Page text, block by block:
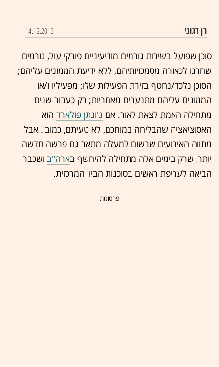
רן דגוני 14.12.2013
סוכן שפועל בשירות גורמים מודיעיניים פורקי עול, גורמים
שחרגו לכאורה מסמכויותיהם, ללא ידיעת הממונים עליהם;
הסוכן נלכד/נחטף בזירת הפעילות שלו; מפעיליו ו/או
הממונים עליהם מתנערים מאחריות; רק כעבור שנים
מתחילה האמת לצאת לאור. אם ג'ונתן פולארד הוא
האסוציאציה שהבליחה במוחכם, לא טעיתם, כמובן. אבל
מתווה האירועים שרשום למעלה מתאר גם פרשה חדשה
יותר, שרק בימים אלה מתחילה להיחשף בארה"ב ושכבר
הביאה לעריפת ראשים בסוכנות הביון המרכזית.
- פרסומת -